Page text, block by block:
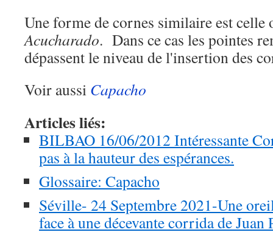
Une forme de cornes similaire est
Acucharado. Dans ce cas les pointes
dépassent le niveau de l'insertion des
Voir aussi Capacho
Articles liés:
BILBAO 16/06/2012 Intéressante
pas à la hauteur des espérances.
Glossaire: Capacho
Séville- 24 Septembre 2021-Une
face à une décevante corrida de Juan